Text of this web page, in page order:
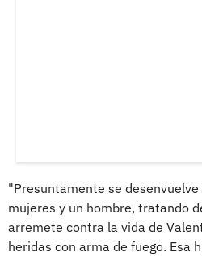
"Presuntamente se
mujeres y un hombre, tratando
arremete contra la vida de
heridas con arma de fuego. Esa